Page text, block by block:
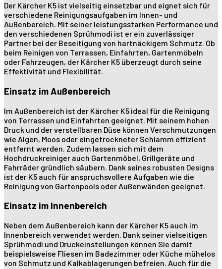
Der Kärcher K5 ist vielseitig einsetzbar und eignet sich für
verschiedene Reinigungsaufgaben im Innen- und
Außenbereich. Mit seiner leistungsstarken Performance und
den verschiedenen Sprühmodi ist er ein zuverlässiger
Partner bei der Beseitigung von hartnäckigem Schmutz. Ob
beim Reinigen von Terrassen, Einfahrten, Gartenmöbeln
oder Fahrzeugen, der Kärcher K5 überzeugt durch seine
Effektivität und Flexibilität.
Einsatz im Außenbereich
Im Außenbereich ist der Kärcher K5 ideal für die Reinigung
von Terrassen und Einfahrten geeignet. Mit seinem hohen
Druck und der verstellbaren Düse können Verschmutzungen
wie Algen, Moos oder eingetrockneter Schlamm effizient
entfernt werden. Zudem lassen sich mit dem
Hochdruckreiniger auch Gartenmöbel, Grillgeräte und
Fahrräder gründlich säubern. Dank seines robusten Designs
ist der K5 auch für anspruchsvollere Aufgaben wie die
Reinigung von Gartenpools oder Außenwänden geeignet.
Einsatz im Innenbereich
Neben dem Außenbereich kann der Kärcher K5 auch im
Innenbereich verwendet werden. Dank seiner vielseitigen
Sprühmodi und Druckeinstellungen können Sie damit
beispielsweise Fliesen im Badezimmer oder Küche mühelos
von Schmutz und Kalkablagerungen befreien. Auch für die